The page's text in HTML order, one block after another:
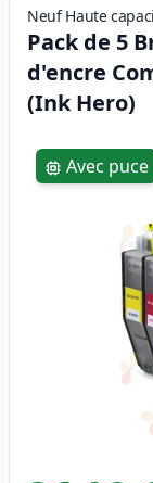
Neuf Haute
Pack de 5
d'encre
(Ink Hero)
Product
Avec puce